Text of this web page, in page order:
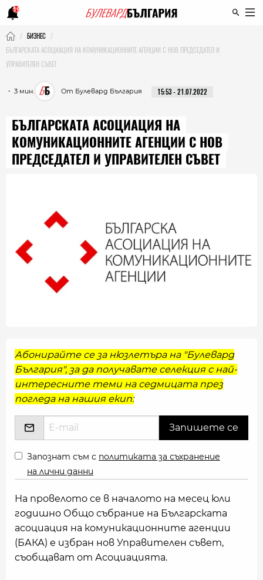
19
БИЗНЕС
БЪЛГАРСКАТА АСОЦИАЦИЯ НА КОМУНИКАЦИОННИТЕ АГЕНЦИИ С НОВ ПРЕДСЕДАТЕЛ И
УПРАВИТЕЛЕН СЪВЕТ
・ 3 мин. От Булевард България 15:53 - 21.07.2022
БЪЛГАРСКАТА АСОЦИАЦИЯ НА
КОМУНИКАЦИОННИТЕ АГЕНЦИИ С НОВ
ПРЕДСЕДАТЕЛ И УПРАВИТЕЛЕН СЪВЕТ
Абонирайте се за нюзлетъра на "Булевард
България", за да получавате селекция с най-
интересните теми на седмицата през
погледа на нашия екип:
Запознат съм с политиката за съхранение
на лични данни
На провелото се в началото на месец юли
годишно Общо събрание на Българската
асоциация на комуникационните агенции
(БАКА) е избран нов Управителен съвет,
съобщават от Асоциацията.